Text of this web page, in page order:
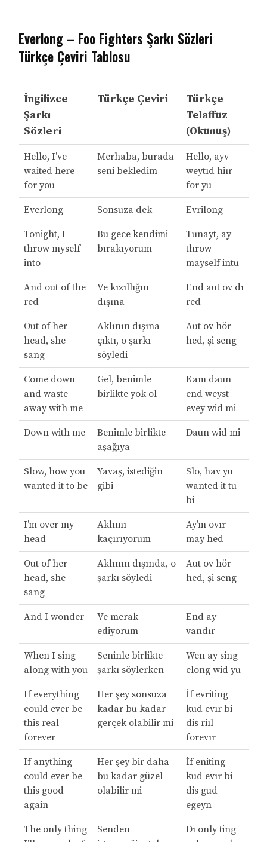
Everlong – Foo Fighters Şarkı Sözleri
Türkçe Çeviri Tablosu
İngilizce
Şarkı
Sözleri
Türkçe Çeviri
Türkçe
Telaffuz
(Okunuş)
Hello, I’ve
waited here
for you
Merhaba, burada
seni bekledim
Hello, ayv
weytıd hiır
for yu
Everlong Sonsuza dek Evrilong
Tonight, I
throw myself
into
Bu gece kendimi
bırakıyorum
Tunayt, ay
throw
mayself intu
And out of the
red
Ve kızıllığın
dışına
End aut ov dı
red
Out of her
head, she
sang
Aklının dışına
çıktı, o şarkı
söyledi
Aut ov hör
hed, şi seng
Come down
and waste
away with me
Gel, benimle
birlikte yok ol
Kam daun
end weyst
evey wid mi
Down with me
Benimle birlikte
aşağıya
Daun wid mi
Slow, how you
wanted it to be
Yavaş, istediğin
gibi
Slo, hav yu
wanted it tu
bi
I’m over my
head
Aklımı
kaçırıyorum
Ay’m ovır
may hed
Out of her
head, she
sang
Aklının dışında, o
şarkı söyledi
Aut ov hör
hed, şi seng
And I wonder
Ve merak
ediyorum
End ay
vandır
When I sing
along with you
Seninle birlikte
şarkı söylerken
Wen ay sing
elong wid yu
If everything
could ever be
this real
forever
Her şey sonsuza
kadar bu kadar
gerçek olabilir mi
İf evriting
kud evır bi
dis riıl
forevır
If anything
could ever be
this good
again
Her şey bir daha
bu kadar güzel
olabilir mi
İf eniting
kud evır bi
dis gud
egeyn
The only thing
Senden
Dı only ting